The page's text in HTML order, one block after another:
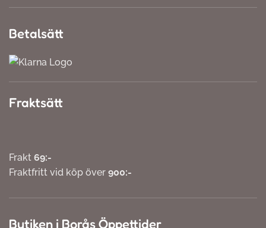
Betalsätt
Fraktsätt
Frakt 69:-
Fraktfritt vid köp över 900:-
Butiken i Borås Öppettider